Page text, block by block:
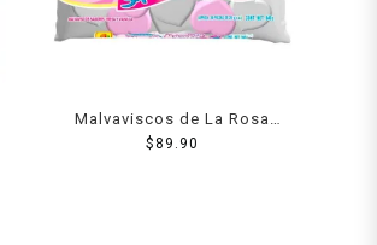
Malvaviscos de La Rosa
Bianchi super gigante 840 g
$ 89.90